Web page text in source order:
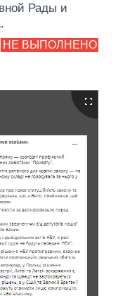
Рады и
НЕ ВЫПОЛНЕНО